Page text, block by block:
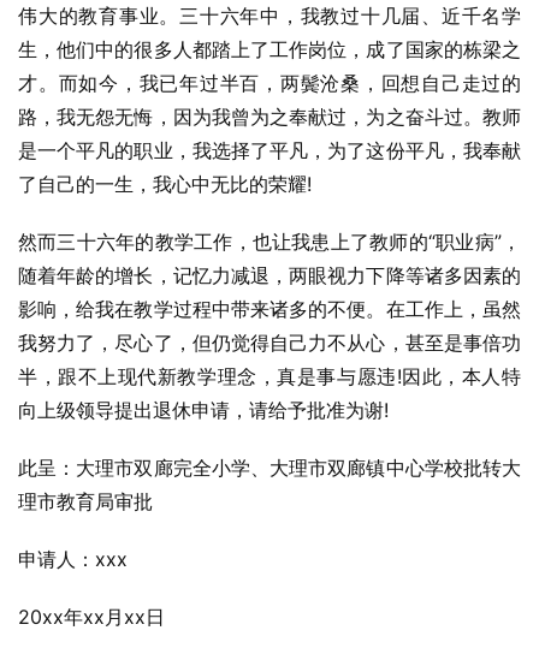
伟大的教育事业。三十六年中，我教过十几届、近千名学
生，他们中的很多人都踏上了工作岗位，成了国家的栋梁之
才。而如今，我已年过半百，两鬓沧桑，回想自己走过的
路，我无怨无悔，因为我曾为之奉献过，为之奋斗过。教师
是一个平凡的职业，我选择了平凡，为了这份平凡，我奉献
了自己的一生，我心中无比的荣耀!
然而三十六年的教学工作，也让我患上了教师的“职业病”，
随着年龄的增长，记忆力减退，两眼视力下降等诸多因素的
影响，给我在教学过程中带来诸多的不便。在工作上，虽然
我努力了，尽心了，但仍觉得自己力不从心，甚至是事倍功
半，跟不上现代新教学理念，真是事与愿违!因此，本人特
向上级领导提出退休申请，请给予批准为谢!
此呈：大理市双廊完全小学、大理市双廊镇中心学校批转大
理市教育局审批
申请人：xxx
20xx年xx月xx日